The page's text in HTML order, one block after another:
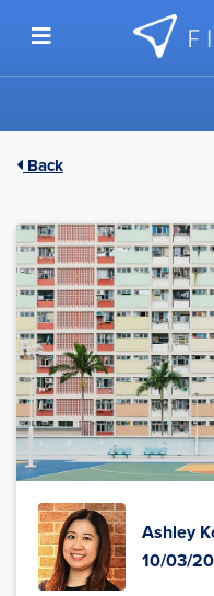
Back
Ashley
10/03/